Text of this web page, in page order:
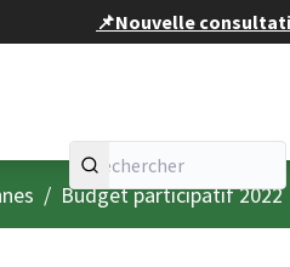
📌Nouvelle
/ Budget participatif 2022